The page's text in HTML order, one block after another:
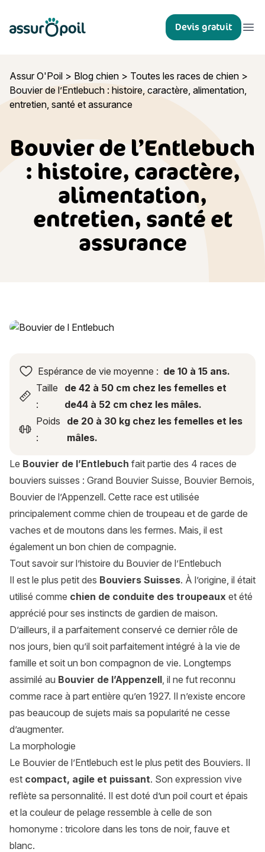
Assur O'Poil Devis gratuit
Assur O'Poil > Blog chien > Toutes les races de chien >
Bouvier de l’Entlebuch : histoire, caractère, alimentation,
entretien, santé et assurance
Bouvier de l’Entlebuch
: histoire, caractère,
alimentation,
entretien, santé et
assurance
Bouvier de l’Entlebuch : histoire, caractère, alimentation,
Espérance de vie moyenne : de 10 à 15 ans.
Taille
:
de 42 à 50 cm chez les femelles et
de44 à 52 cm chez les mâles.
Poids
:
de 20 à 30 kg chez les femelles et les
mâles.
Le Bouvier de l’Entlebuch fait partie des 4 races de
bouviers suisses : Grand Bouvier Suisse, Bouvier Bernois,
Bouvier de l’Appenzell. Cette race est utilisée
principalement comme chien de troupeau et de garde de
vaches et de moutons dans les fermes. Mais, il est
également un bon chien de compagnie.
Tout savoir sur l’histoire du Bouvier de l’Entlebuch
Il est le plus petit des Bouviers Suisses. À l’origine, il était
utilisé comme chien de conduite des troupeaux et été
apprécié pour ses instincts de gardien de maison.
D’ailleurs, il a parfaitement conservé ce dernier rôle de
nos jours, bien qu’il soit parfaitement intégré à la vie de
famille et soit un bon compagnon de vie. Longtemps
assimilé au Bouvier de l’Appenzell, il ne fut reconnu
comme race à part entière qu’en 1927. Il n’existe encore
pas beaucoup de sujets mais sa popularité ne cesse
d’augmenter.
La morphologie
Le Bouvier de l’Entlebuch est le plus petit des Bouviers. Il
est compact, agile et puissant. Son expression vive
reflète sa personnalité. Il est doté d’un poil court et épais
et la couleur de pelage ressemble à celle de son
homonyme : tricolore dans les tons de noir, fauve et
blanc.